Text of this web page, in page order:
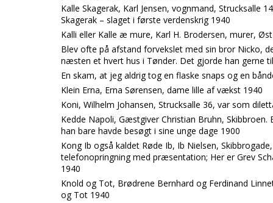
Kalle Skagerak, Karl Jensen, vognmand, Strucksalle
Skagerak – slaget i første verdenskrig 1940
Kalli eller Kalle æ mure, Karl H. Brodersen, murer,
Blev ofte på afstand forvekslet med sin bror Nicko,
næsten et hvert hus i Tønder. Det gjorde han gerne
En skam, at jeg aldrig tog en flaske snaps og en
Klein Erna, Erna Sørensen, dame lille af vækst 1940
Koni, Wilhelm Johansen, Strucksalle 36, var som
Kedde Napoli, Gæstgiver Christian Bruhn,
han bare havde besøgt i sine unge dage 1900
Kong Ib også kaldet Røde Ib, Ib Nielsen,
telefonopringning med præsentation; Her er Grev
1940
Knold og Tot, Brødrene Bernhard og Ferdinand
og Tot 1940